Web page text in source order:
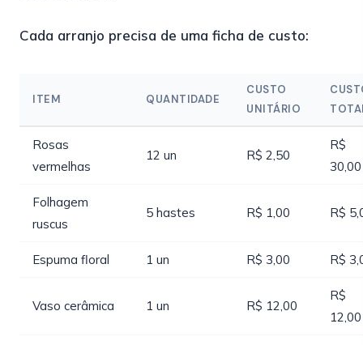
Cada arranjo precisa de uma ficha de custo:
ITEM QUANTIDADE
CUSTO
UNITÁRIO
Rosas
vermelhas
12 un R$ 2,50
R$
30,00
Folhagem
ruscus
5 hastes R$ 1,00 R$
Espuma floral 1 un R$ 3,00 R$
Vaso cerâmica 1 un R$ 12,00
R$
12,00